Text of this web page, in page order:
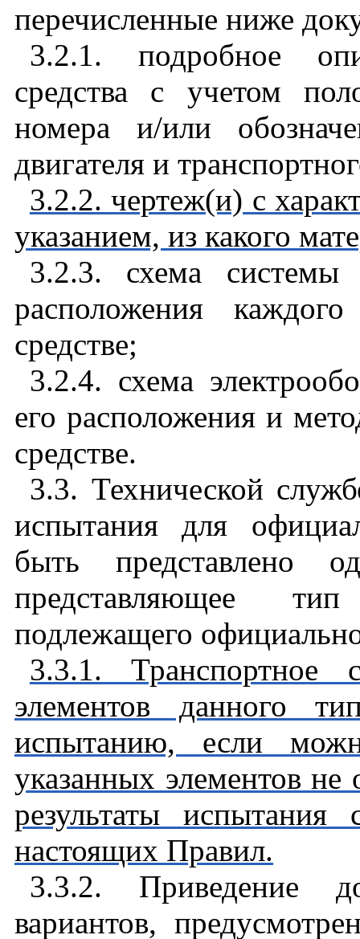
перечисленные ниже
3.2.1. подробное
средства с учетом
номера и/или
двигателя и
3.2.2. чертеж(и) с
указанием, из какого
3.2.3. схема системы
расположения
средстве;
3.2.4. схема
его расположения и
средстве.
3.3. Технической
испытания для
быть представлено
представляющее
подлежащего
3.3.1. Транспортное
элементов данного
испытанию, если
указанных элементов не
результаты
настоящих Правил.
3.3.2. Приведение
вариантов,